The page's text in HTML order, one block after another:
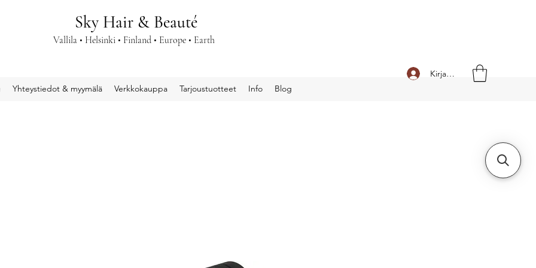
Sky Hair & Beauté
Vallila • Helsinki • Finland • Europe • Earth
Kirjaudu
Yhteystiedot & myymälä Verkkokauppa Tarjoustuotteet Info Blog